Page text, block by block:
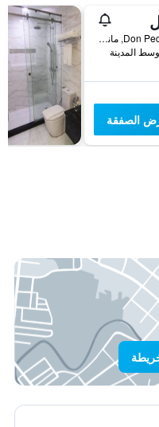
5660 Don Pedro Street, مانيلا, الفلبين
الصفقة